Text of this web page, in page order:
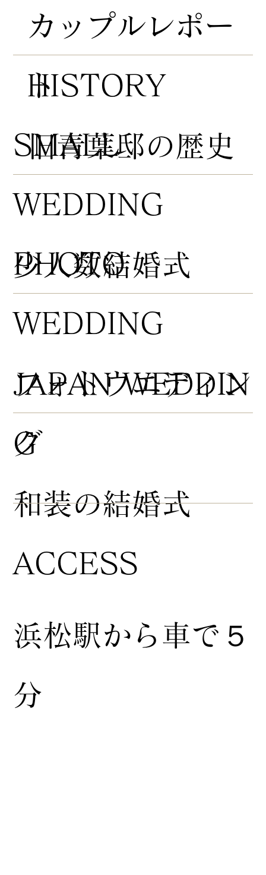
HISTORY
​旧青葉邸の歴史
​カップルレポー
ト
​少人数結婚式
​SMALL
WEDDING
​フォトウエディン
グ
PHOTO
WEDDING
​和装の結婚式
JAPAN WEDDIN
G
浜松駅から車で５
分
ACCESS